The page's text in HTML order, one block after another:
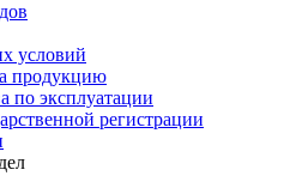
условий
продукцию
по эксплуатации
регистрации